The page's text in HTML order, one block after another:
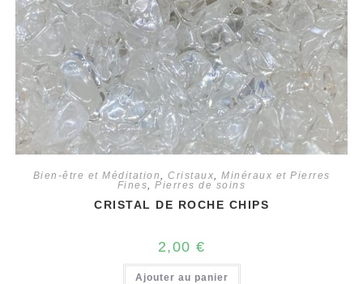
Bien-être et Méditation Cristaux
Minéraux et Pierres
Fines ,Pierres de soins
CRISTAL DE ROCHE CHIPS
2,00 €
Ajouter au panier